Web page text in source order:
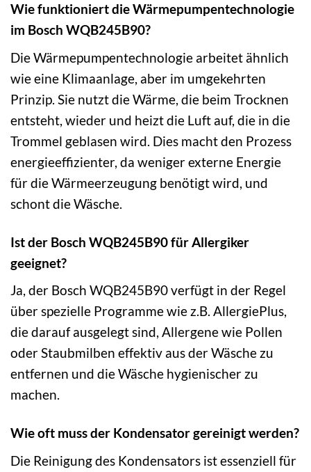
Wie funktioniert die Wärmepumpentechnologie
im Bosch WQB245B90?
Die Wärmepumpentechnologie arbeitet ähnlich
wie eine Klimaanlage, aber im umgekehrten
Prinzip. Sie nutzt die Wärme, die beim Trocknen
entsteht, wieder und heizt die Luft auf, die in die
Trommel geblasen wird. Dies macht den Prozess
energieeffizienter, da weniger externe Energie
für die Wärmeerzeugung benötigt wird, und
schont die Wäsche.
Ist der Bosch WQB245B90 für Allergiker
geeignet?
Ja, der Bosch WQB245B90 verfügt in der Regel
über spezielle Programme wie z.B. AllergiePlus,
die darauf ausgelegt sind, Allergene wie Pollen
oder Staubmilben effektiv aus der Wäsche zu
entfernen und die Wäsche hygienischer zu
machen.
Wie oft muss der Kondensator gereinigt werden?
Die Reinigung des Kondensators ist essenziell für